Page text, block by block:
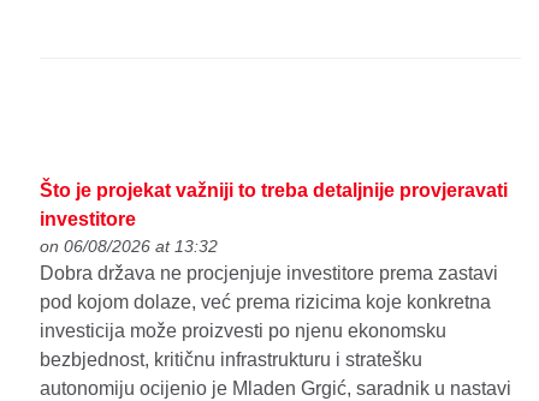
Što je projekat važniji to treba detaljnije provjeravati
investitore
on 06/08/2026 at 13:32
Dobra država ne procjenjuje investitore prema zastavi
pod kojom dolaze, već prema rizicima koje konkretna
investicija može proizvesti po njenu ekonomsku
bezbjednost, kritičnu infrastrukturu i stratešku
autonomiju ocijenio je Mladen Grgić, saradnik u nastavi